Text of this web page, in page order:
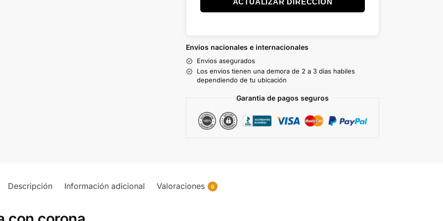
Envios nacionales e internacionales
Envios asegurados
Los envios tienen una demora de 2 a 3 dias habiles
dependiendo de tu ubicación
Garantia de pagos seguros
Descripción Información adicional Valoraciones 0